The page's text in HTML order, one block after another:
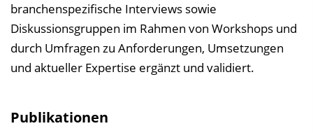
branchenspezifische Interviews sowie
Diskussionsgruppen im Rahmen von Workshops und
durch Umfragen zu Anforderungen, Umsetzungen
und aktueller Expertise ergänzt und validiert.
Publikationen